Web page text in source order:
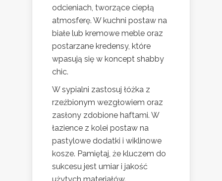
odcieniach, tworzące ciepłą
atmosferę. W kuchni postaw na
białe lub kremowe meble oraz
postarzane kredensy, które
wpasują się w koncept shabby
chic.
W sypialni zastosuj łóżka z
rzeźbionym wezgłowiem oraz
zasłony zdobione haftami. W
łazience z kolei postaw na
pastylowe dodatki i wiklinowe
kosze. Pamiętaj, że kluczem do
sukcesu jest umiar i jakość